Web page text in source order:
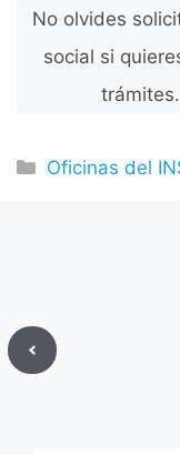
No olvides
social si
trámites.
Categorías
Oficinas del